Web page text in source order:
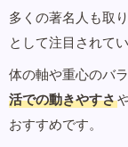
多くの著名人も取
として注目されてい
体の軸や重心のバ
活での動きやすさ
おすすめです。